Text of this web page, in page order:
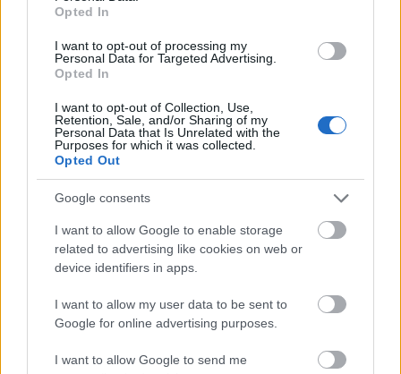
Opted In
I want to opt-out of processing my
Personal Data for Targeted Advertising.
Opted In
I want to opt-out of Collection, Use,
Retention, Sale, and/or Sharing of my
Personal Data that Is Unrelated with the
Purposes for which it was collected.
Opted Out
Google consents
I want to allow Google to enable storage
related to advertising like cookies on web or
device identifiers in apps.
I want to allow my user data to be sent to
Google for online advertising purposes.
I want to allow Google to send me
hatalmat, főnököd tiszteletét és vonzalmát, nem is
Vízöntő (01. 21-02. 19.)Vonzónak tartasz egy
ajánlatot, de ne ugorj fejest, és eszedbe se jusson
pályád csúcsán feladni a hivatásodat a párod miatt -
ez lenne a legnagyobb őrültség.
Halak (02. 20-03. 20.)
rád, amely biztosan több lesz, mint egy könnyed kis
flört, barátaidnak köszönhetően pedig a pénzügyek
terén is javulásra számíthatsz.